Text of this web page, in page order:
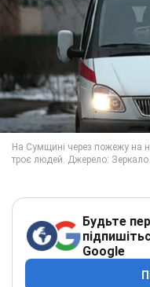
Будьте
Google